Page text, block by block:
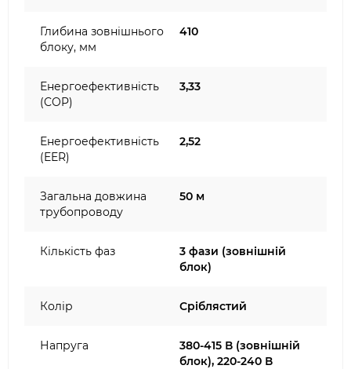
Глибина зовнішнього
блоку, мм
410
Енергоефективність
(COP)
3,33
Енергоефективність
(EER)
2,52
Загальна довжина
трубопроводу
50 м
Кількість фаз
3 фази (зовнішній
блок)
Колір Сріблястий
Напруга
380-415 В (зовнішній
блок), 220-240 В